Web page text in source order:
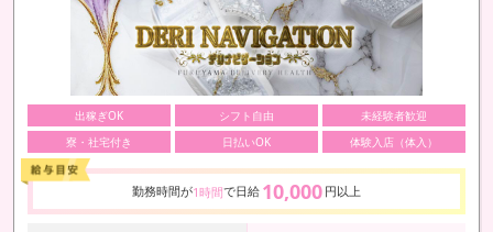
出稼ぎOK シフト自由
未経験者歓迎
寮・社宅付き
日払いOK 体験入店（体入）
勤務時間が1時間で日給 10,000 円以上